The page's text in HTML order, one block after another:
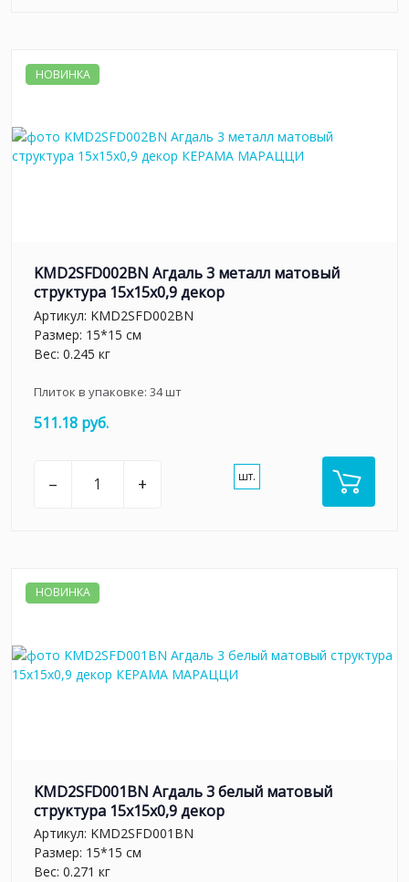
НОВИНКА
KMD2SFD002BN Агдаль 3 металл матовый
структура 15x15x0,9 декор
Артикул: KMD2SFD002BN
Размер: 15*15 см
Вес: 0.245 кг
Плиток в упаковке: 34шт
511.18 руб.
– + шт.
НОВИНКА
KMD2SFD001BN Агдаль 3 белый матовый
структура 15x15x0,9 декор
Артикул: KMD2SFD001BN
Размер: 15*15 см
Вес: 0.271 кг